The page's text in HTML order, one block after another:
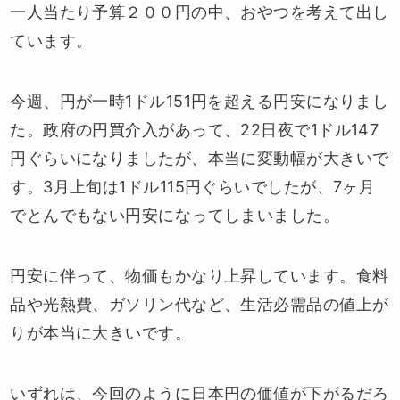
一人当たり予算２００円の中、おやつを考えて出し
ています。
今週、円が一時1ドル151円を超える円安になりまし
た。政府の円買介入があって、22日夜で1ドル147
円ぐらいになりましたが、本当に変動幅が大きいで
す。3月上旬は1ドル115円ぐらいでしたが、7ヶ月
でとんでもない円安になってしまいました。
円安に伴って、物価もかなり上昇しています。食料
品や光熱費、ガソリン代など、生活必需品の値上が
りが本当に大きいです。
いずれは、今回のように日本円の価値が下がるだろ